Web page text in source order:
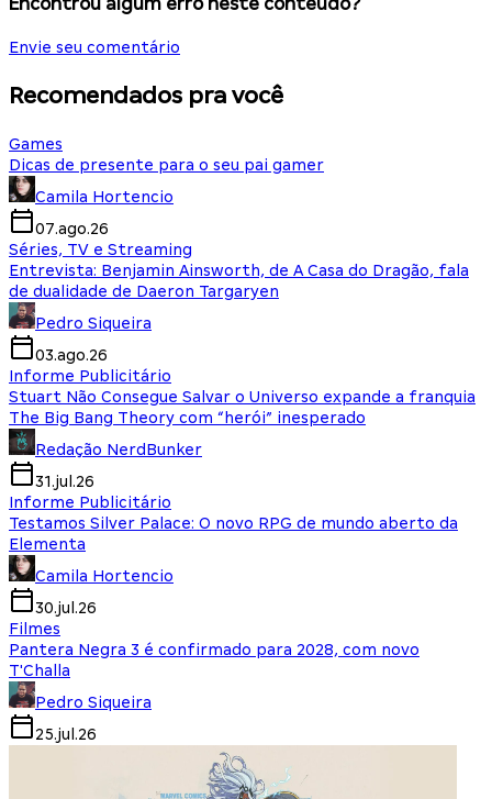
Encontrou algum erro neste conteúdo?
Envie seu comentário
Recomendados pra você
Games
Dicas de presente para o seu pai gamer
Camila Hortencio
07.ago.26
Séries, TV e Streaming
Entrevista: Benjamin Ainsworth, de A Casa do Dragão, fala
de dualidade de Daeron Targaryen
Pedro Siqueira
03.ago.26
Informe Publicitário
Stuart Não Consegue Salvar o Universo expande a franquia
The Big Bang Theory com “herói” inesperado
Redação NerdBunker
31.jul.26
Informe Publicitário
Testamos Silver Palace: O novo RPG de mundo aberto da
Elementa
Camila Hortencio
30.jul.26
Filmes
Pantera Negra 3 é confirmado para 2028, com novo
T'Challa
Pedro Siqueira
25.jul.26